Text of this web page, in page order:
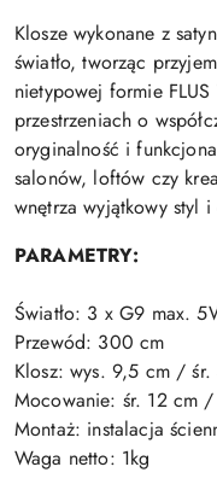
Klosze wykonane z
światło, tworząc
nietypowej formie
przestrzeniach o
oryginalność i
salonów, loftów czy
wnętrza wyjątkowy styl
PARAMETRY:
Światło: 3 x G9 max.
Przewód: 300 cm
Klosz: wys. 9,5 cm / śr.
Mocowanie: śr. 12 cm
Montaż: instalacja
Waga netto: 1kg